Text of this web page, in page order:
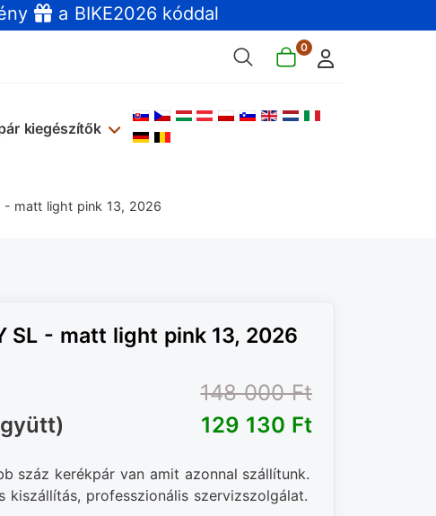
a BIKE2026 kóddal
0
kiegészítők
Válasszon nyelvet
- matt light pink 13, 2026
SL - matt light pink 13, 2026
148 000 Ft‎
129 130 Ft‎
száz kerékpár van amit azonnal szállítunk.
kiszállítás, professzionális szervizszolgálat.